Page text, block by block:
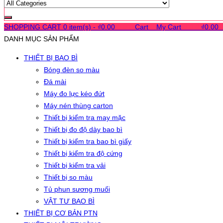
SHOPPING CART 0 item(s) - ₫0.00 Cart My Cart ₫0.00
DANH MỤC SẢN PHẨM
THIẾT BỊ BAO BÌ
Bóng đèn so màu
Đá mài
Máy đo lực kéo đứt
Máy nén thùng carton
Thiết bị kiểm tra may mặc
Thiết bị đo độ dày bao bì
Thiết bị kiểm tra bao bì giấy
Thiết bị kiểm tra độ cứng
Thiết bị kiểm tra vải
Thiết bị so màu
Tủ phun sương muối
VẬT TƯ BAO BÌ
THIẾT BỊ CƠ BẢN PTN